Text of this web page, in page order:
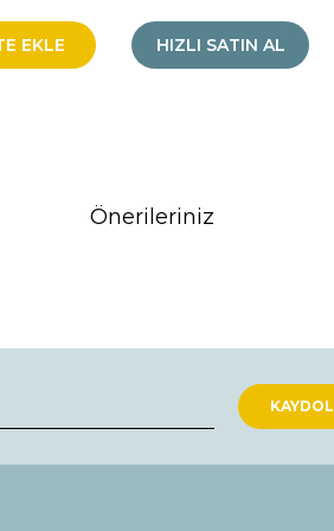
EKLE HIZLI SATIN AL
Önerileriniz
KAYDOL